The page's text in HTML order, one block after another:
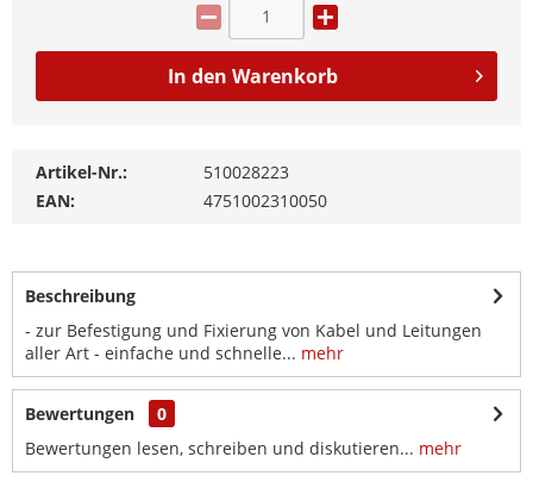
In den Warenkorb
Artikel-Nr.:
510028223
EAN:
4751002310050
Beschreibung
- zur Befestigung und Fixierung von Kabel und Leitungen
aller Art - einfache und schnelle... mehr
Bewertungen
0
Bewertungen lesen, schreiben und diskutieren... mehr